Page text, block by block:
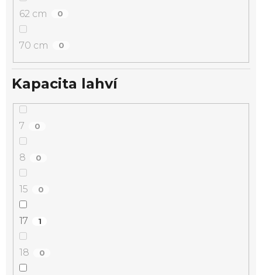
62 cm 0
70 cm 0
Kapacita lahví
7 0
8 0
15 0
17 1
18 0